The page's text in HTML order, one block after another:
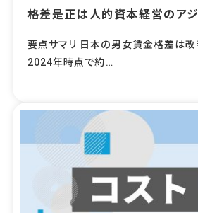
格差是正は人的資本経営のア
要点サマリ 日本の男女賃金格差は改
2024年時点で約…